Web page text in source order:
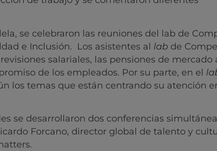
se celebraron las reuniones del lab de
e Inclusión. Los asistentes al lab de
salariales, las pensiones de mercado
de los empleados. Por su parte, en el
los temas que están centrando su atención
se desarrollaron dos conferencias
Forcano, director global de talento y